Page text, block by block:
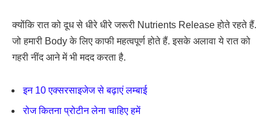
क्योंकि रात को दूध से धीरे धीरे जरूरी Nutrients Release होते रहते हैं.
जो हमारी Body के लिए काफी महत्वपूर्ण होते हैं. इसके अलावा ये रात को
गहरी नींद आने में भी मदद करता है.
इन 10 एक्सरसाइजेज से बढ़ाएं लम्बाई
रोज कितना प्रोटीन लेना चाहिए हमें